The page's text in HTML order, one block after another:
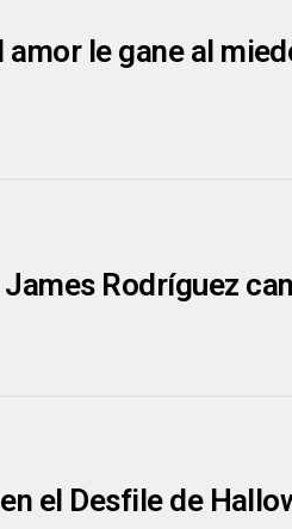
le gane al
Rodríguez
el Desfile de